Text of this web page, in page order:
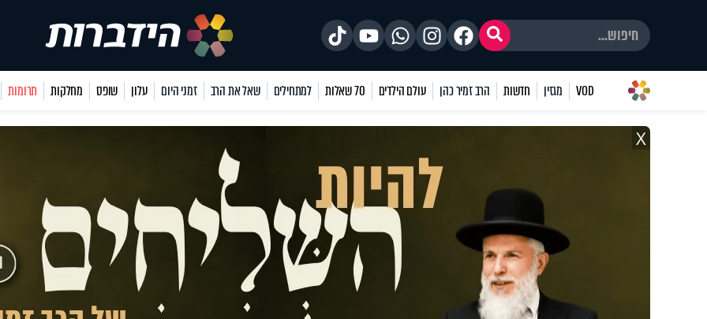
VOD מגזין חדשות הרב זמיר כהן עולם הילדים 70 שאלות למתחילים שאל את הרב זמני היום עלון שופס מחלקות תרומות
X